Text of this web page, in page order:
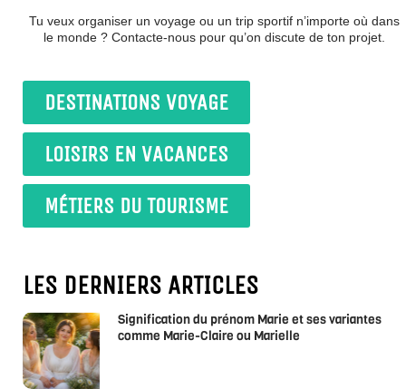
Tu veux organiser un voyage ou un trip sportif n’importe où dans
le monde ? Contacte-nous pour qu’on discute de ton projet.
DESTINATIONS VOYAGE
LOISIRS EN VACANCES
MÉTIERS DU TOURISME
LES DERNIERS ARTICLES
Signification du prénom Marie et ses variantes
comme Marie-Claire ou Marielle